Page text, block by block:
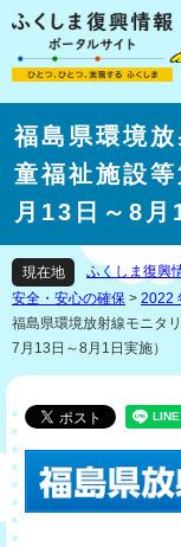
福島県環境
童福祉施設
月13日～8月
現在地 ふくしま復興
安全・安心の確保 > 2022
福島県環境放射線モニタ
7月13日～8月1日実施）